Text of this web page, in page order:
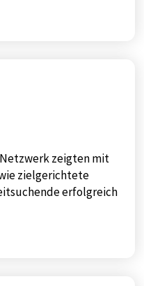
Netzwerk zeigten mit
zielgerichtete
erfolgreich